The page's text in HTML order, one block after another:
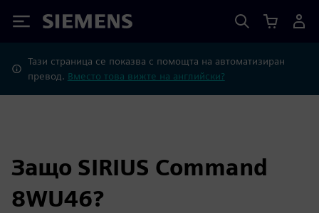
Siemens
Тази страница се показва с помощта на автоматизиран
превод. Вместо това вижте на английски?
Защо SIRIUS Command
8WU46?